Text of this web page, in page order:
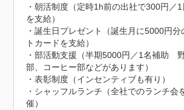
・朝活制度（定時1h前の出社で300円／
を支給）
・誕生日プレゼント（誕生月に5000円
トカードを支給）
・部活動支援（半期5000円／1名補助　
部、コーヒー部などがあります）
・表彰制度（インセンティブも有り）
・シャッフルランチ（全社でのランチ会
催）